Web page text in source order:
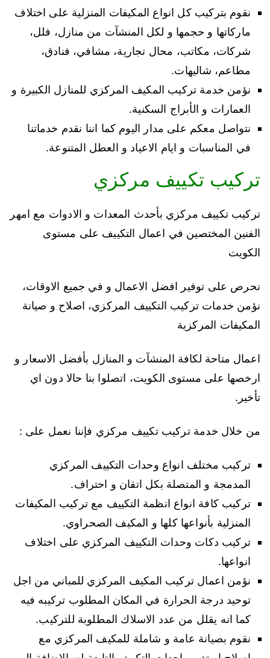
نقوم بتركيب كل انواع المكيفات المنزلية على اختلاف
ماركاتها و حجمها و لكل المنشآت من منازل، فلل،
شركات، مكاتب، محال تجارية، مشافي، فنادق،
مطاعم، شاليهات.
نؤمن خدمة تركيب المكيف المركزي للمنازل الكبيرة و
العمارات و الأبراج السكنية.
نتواصل معكم على مدار اليوم كما اننا نقدم خدماتنا
في المناسبات و ايام الاعياد و العطل المتنوعة.
تركيب تكييف مركزي
تركيب تكييف مركزي بأحدث المعدات و الادوات مع امهر
الفنين المختصين في اعمال التكييف على مستوى
الكويت
نحرص على توفير افضل الاعمال و في جميع الاوقات،
نؤمن خدمات تركيب التكييف المركزي، اصلاح و صيانة
المكيفات المركزية
اعمال متاحة لكافة المنشآت و المنازل بأفضل الاسعار و
ارخصها على مستوى الكويت، اتصلوا بنا حالا دون اي
تأخير.
من خلال خدمة تركيب تكييف مركزي فإننا نعمل على :
تركيب مختلف انواع وحدات التكييف المركزي
المدمجة و المتصلة بكل اتقان و احتراف.
تركيب كافة انواع انظمة التكييف مع تركيب المكيفات
المنزلية بأنواعها كلها و المكيف الصحراوي.
تركيب دكات وحدات التكييف المركزي على اختلاف
انواعها.
نؤمن اعمال تركيب المكيف المركزي للمباني من اجل
توحيد درجة الحرارة في المكان المطلوب تركيبه فيه
كما انه يقلل من عدد الاسلاك المطلوبة للتركيب.
نقوم بصيانة عامة و شاملة للمكيف المركزي مع